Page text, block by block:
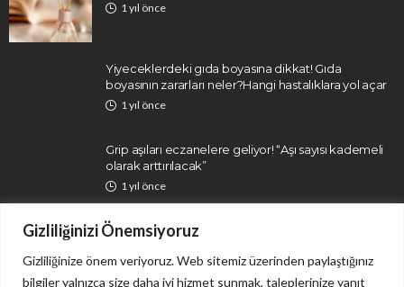
Gizliliğinizi Önemsiyoruz
Gizliliğinize önem veriyoruz. Web sitemiz üzerinden paylaştığınız
bilgiler yalnızca size daha iyi hizmet sunmak, taleplerinize yanıt
1 yıl önce
Yiyeceklerdeki gıda boyasına dikkat! Gıda
boyasının zararları neler?Hangi hastalıklara yol açar
1 yıl önce
Grip aşıları eczanelere geliyor! “Aşı sayısı kademeli
olarak arttırılacak”
1 yıl önce